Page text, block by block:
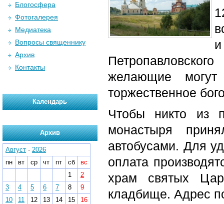
желающие могут
торжественное
Чтобы никто из
монастыря
автобусами. Для
оплата
храм святых
кладбище. Адрес
Блогосфера
Фотогалерея
Медиатека
Вопросы священнику
Архив
Контакты
Календарь
Архив
Август - 2026
пн
вт ср чт пт сб
вс
1
2
3
4 5 6 7 8
9
10
11 12 13 14 15
16